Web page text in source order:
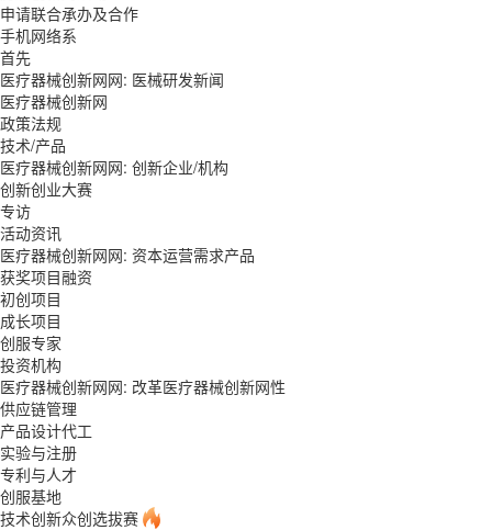
申请联合承办及合作
手机网络系
首先
医疗器械创新网网: 医械研发新闻
医疗器械创新网
政策法规
技术/产品
医疗器械创新网网: 创新企业/机构
创新创业大赛
专访
活动资讯
医疗器械创新网网: 资本运营需求产品
获奖项目融资
初创项目
成长项目
创服专家
投资机构
医疗器械创新网网: 改革医疗器械创新网性
供应链管理
产品设计代工
实验与注册
专利与人才
创服基地
技术创新众创选拔赛